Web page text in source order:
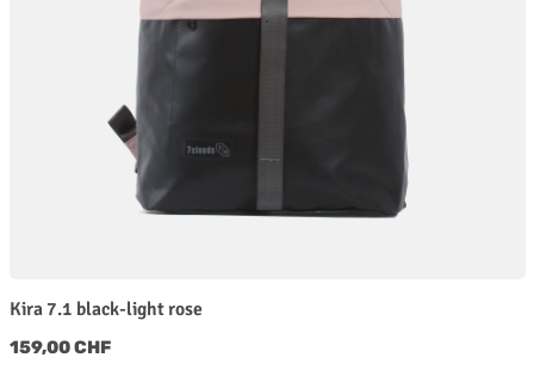
Kira 7.1 black-light rose
Regulärer Preis:
159,00 CHF